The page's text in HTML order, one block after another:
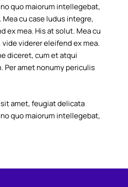
quo maiorum intellegebat,
cu case ludus integre,
ex mea. His at solut. Mea cu
viderer eleifend ex mea.
diceret, cum et atqui
Per amet nonumy periculis
amet, feugiat delicata
quo maiorum intellegebat,